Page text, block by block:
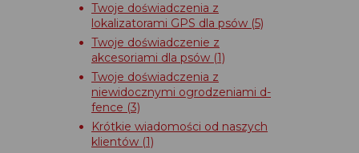
Twoje doświadczenia z
lokalizatorami GPS dla psów (5)
Twoje doświadczenie z
akcesoriami dla psów (1)
Twoje doświadczenia z
niewidocznymi ogrodzeniami d-
fence (3)
Krótkie wiadomości od naszych
klientów (1)